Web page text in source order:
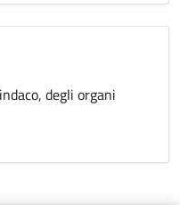
degli organi